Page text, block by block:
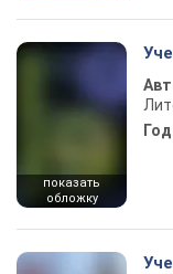
показать
обложку